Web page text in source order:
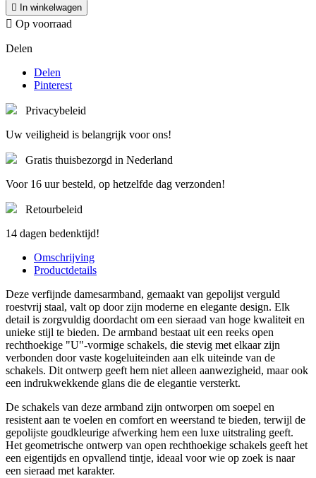
 In winkelwagen
 Op voorraad
Delen
Delen
Pinterest
Privacybeleid
Uw veiligheid is belangrijk voor ons!
Gratis thuisbezorgd in Nederland
Voor 16 uur besteld, op hetzelfde dag verzonden!
Retourbeleid
14 dagen bedenktijd!
Omschrijving
Productdetails
Deze verfijnde damesarmband, gemaakt van gepolijst verguld
roestvrij staal, valt op door zijn moderne en elegante design. Elk
detail is zorgvuldig doordacht om een ​​sieraad van hoge kwaliteit en
unieke stijl te bieden. De armband bestaat uit een reeks open
rechthoekige "U"-vormige schakels, die stevig met elkaar zijn
verbonden door vaste kogeluiteinden aan elk uiteinde van de
schakels. Dit ontwerp geeft hem niet alleen aanwezigheid, maar ook
een indrukwekkende glans die de elegantie versterkt.
De schakels van deze armband zijn ontworpen om soepel en
resistent aan te voelen en comfort en weerstand te bieden, terwijl de
gepolijste goudkleurige afwerking hem een ​​luxe uitstraling geeft.
Het geometrische ontwerp van open rechthoekige schakels geeft het
een eigentijds en opvallend tintje, ideaal voor wie op zoek is naar
een sieraad met karakter.